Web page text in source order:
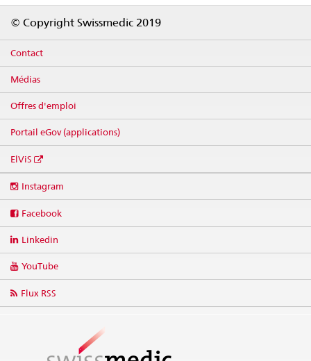
© Copyright Swissmedic 2019
Contact
Médias
Offres d'emploi
Portail eGov (applications)
ElViS
media
Instagram
Facebook
Linkedin
YouTube
Flux RSS